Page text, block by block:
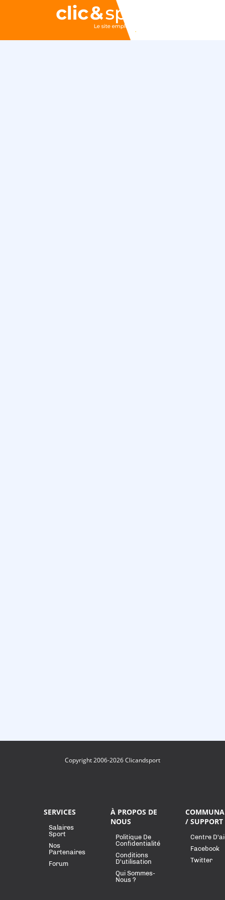
Copyright 2006-2026 Clicandsport
SERVICES
Salaires
Sport
Nos
Partenaires
Forum
À PROPOS DE
NOUS
Politique De
Confidentialité
Conditions
D'utilisation
Qui Sommes-
Nous ?
/ SUPPORT
Centre
Facebook
Twitter